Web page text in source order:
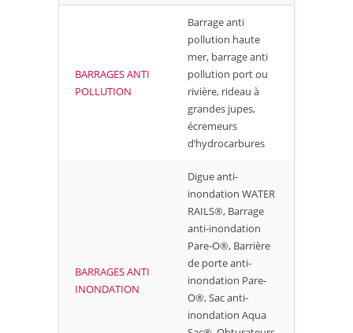
BARRAGES ANTI
POLLUTION
Barrage anti
pollution haute
mer, barrage anti
pollution port ou
rivière, rideau à
grandes jupes,
écremeurs
d’hydrocarbures
BARRAGES ANTI
INONDATION
Digue anti-
inondation WATER
RAILS®, Barrage
anti-inondation
Pare-O®, Barrière
de porte anti-
inondation Pare-
O®, Sac anti-
inondation Aqua